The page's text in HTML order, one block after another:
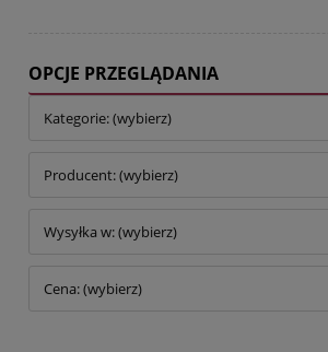
OPCJE PRZEGLĄDANIA
Kategorie: (wybierz)
Producent: (wybierz)
Wysyłka w: (wybierz)
Cena: (wybierz)